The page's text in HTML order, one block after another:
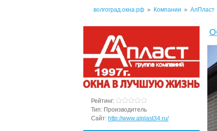
волгоград.окна.рф » Компании » АлПласт
Рейтинг:
Тип: Производитель
Сайт: http://www.alplast34.ru/